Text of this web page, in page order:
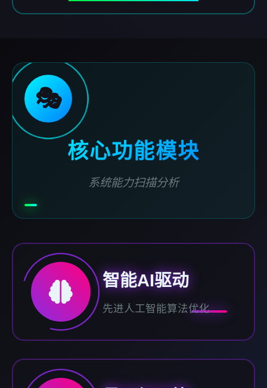
🎭
核心功能模块
系统能力扫描分析
智能AI驱动
先进人工智能算法优化